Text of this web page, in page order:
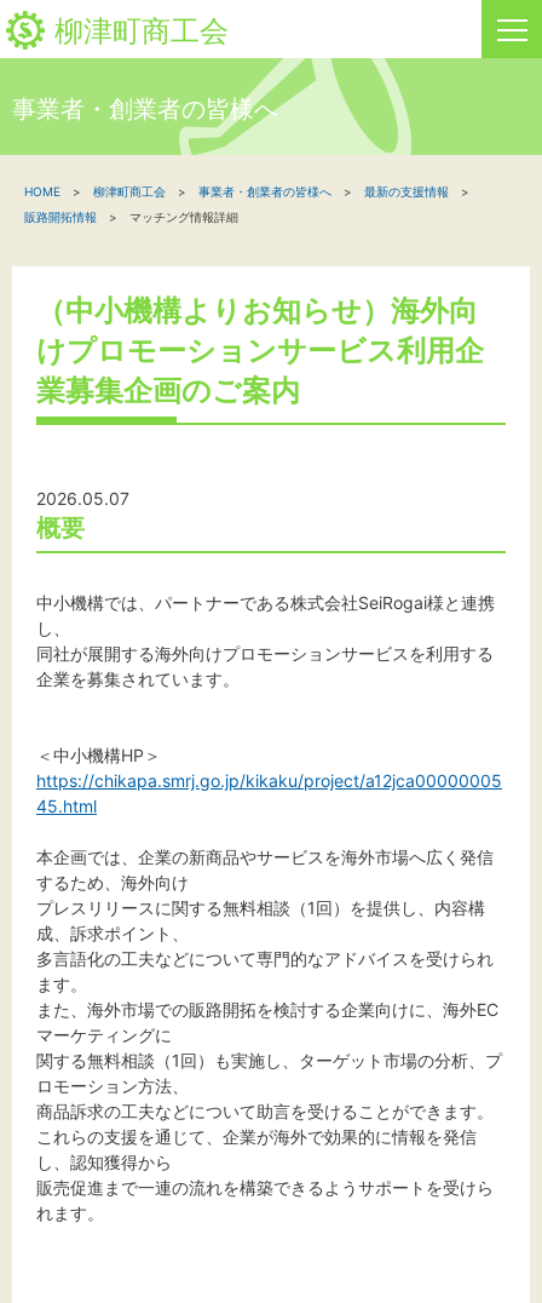
柳津町商工会
新着情報
関係機関の方へ
柳津町商工会について
背景色
黒 白 黄
事業者・創業者の皆様へ
HOME 柳津町商工会 事業者・創業者の皆様へ
最新の支援情報
販路開拓情報
マッチング情報詳細
（中小機構よりお知らせ）海外向
けプロモーションサービス利用企
業募集企画のご案内
2026.05.07
概要
中小機構では、パートナーである株式会社SeiRogai様と連携
し、
同社が展開する海外向けプロモーションサービスを利用する
企業を募集されています。
＜中小機構HP＞
https://chikapa.smrj.go.jp/kikaku/project/a12jca00000005
45.html
本企画では、企業の新商品やサービスを海外市場へ広く発信
するため、海外向け
プレスリリースに関する無料相談（1回）を提供し、内容構
成、訴求ポイント、
多言語化の工夫などについて専門的なアドバイスを受けられ
ます。
また、海外市場での販路開拓を検討する企業向けに、海外EC
マーケティングに
関する無料相談（1回）も実施し、ターゲット市場の分析、プ
ロモーション方法、
商品訴求の工夫などについて助言を受けることができます。
これらの支援を通じて、企業が海外で効果的に情報を発信
し、認知獲得から
販売促進まで一連の流れを構築できるようサポートを受けら
れます。